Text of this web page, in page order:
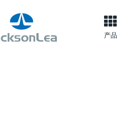
产品